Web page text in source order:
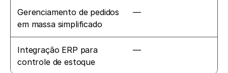
Gerenciamento de pedidos
em massa simplificado
—
Integração ERP para
controle de estoque
—